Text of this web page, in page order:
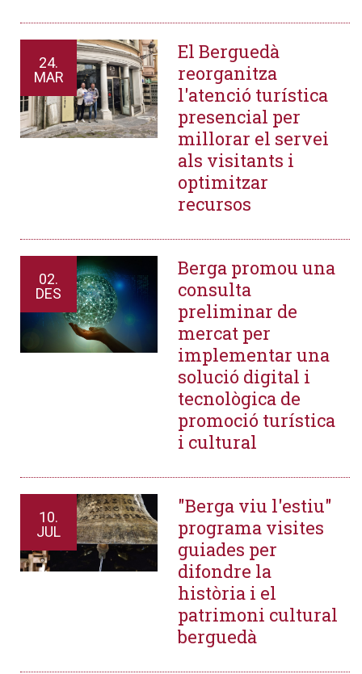
24.
MAR
El Berguedà
reorganitza
l'atenció turística
presencial per
millorar el servei
als visitants i
optimitzar
recursos
02.
DES
Berga promou una
consulta
preliminar de
mercat per
implementar una
solució digital i
tecnològica de
promoció turística
i cultural
10.
JUL
"Berga viu l'estiu"
programa visites
guiades per
difondre la
història i el
patrimoni cultural
berguedà